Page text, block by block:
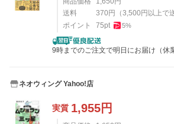
送料
370 円 （3,500 円以上で
ポイント
75pt 5%
9時までのご注文で明日にお届け（休
ネオウィング Yahoo!店
実質 1,955円